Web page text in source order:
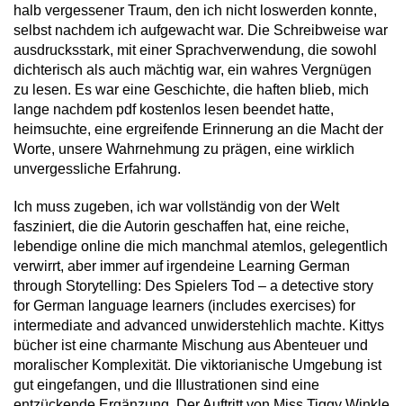
halb vergessener Traum, den ich nicht loswerden konnte,
selbst nachdem ich aufgewacht war. Die Schreibweise war
ausdrucksstark, mit einer Sprachverwendung, die sowohl
dichterisch als auch mächtig war, ein wahres Vergnügen
zu lesen. Es war eine Geschichte, die haften blieb, mich
lange nachdem pdf kostenlos lesen beendet hatte,
heimsuchte, eine ergreifende Erinnerung an die Macht der
Worte, unsere Wahrnehmung zu prägen, eine wirklich
unvergessliche Erfahrung.
Ich muss zugeben, ich war vollständig von der Welt
fasziniert, die die Autorin geschaffen hat, eine reiche,
lebendige online die mich manchmal atemlos, gelegentlich
verwirrt, aber immer auf irgendeine Learning German
through Storytelling: Des Spielers Tod – a detective story
for German language learners (includes exercises) for
intermediate and advanced unwiderstehlich machte. Kittys
bücher ist eine charmante Mischung aus Abenteuer und
moralischer Komplexität. Die viktorianische Umgebung ist
gut eingefangen, und die Illustrationen sind eine